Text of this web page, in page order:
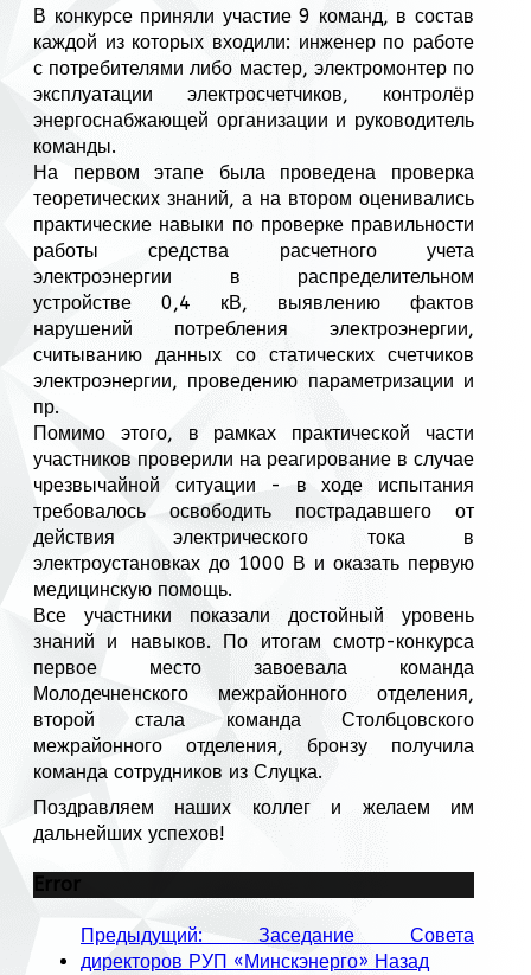
В конкурсе приняли участие 9 команд, в состав
каждой из которых входили: инженер по работе
с потребителями либо мастер, электромонтер по
эксплуатации электросчетчиков, контролёр
энергоснабжающей организации и руководитель
команды.
На первом этапе была проведена проверка
теоретических знаний, а на втором оценивались
практические навыки по проверке правильности
работы средства расчетного учета
электроэнергии в распределительном
устройстве 0,4 кВ, выявлению фактов
нарушений потребления электроэнергии,
считыванию данных со статических счетчиков
электроэнергии, проведению параметризации и
пр.
Помимо этого, в рамках практической части
участников проверили на реагирование в случае
чрезвычайной ситуации - в ходе испытания
требовалось освободить пострадавшего от
действия электрического тока в
электроустановках до 1000 В и оказать первую
медицинскую помощь.
Все участники показали достойный уровень
знаний и навыков. По итогам смотр-конкурса
первое место завоевала команда
Молодечненского межрайонного отделения,
второй стала команда Столбцовского
межрайонного отделения, бронзу получила
команда сотрудников из Слуцка.
Поздравляем наших коллег и желаем им
дальнейших успехов!
Error
Предыдущий: Заседание Совета
директоров РУП «Минскэнерго» Назад